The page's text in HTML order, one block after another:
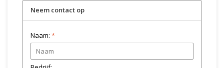
Neem contact op
Naam: *